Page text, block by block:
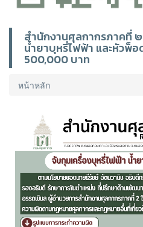
สำนักงานศุลกากรภาคที่
น้ำยาบุหรี่ไฟฟ้า และหัวพ็อ
500,000 บาท
หน้าหลัก